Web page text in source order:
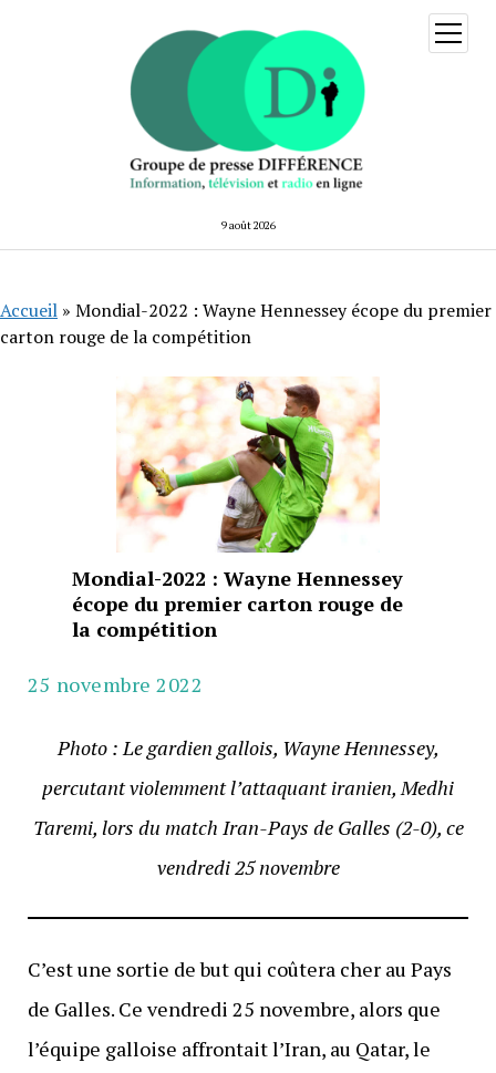
9 août 2026
ouvrir
menu
Accueil » Mondial-2022 : Wayne Hennessey écope du premier
carton rouge de la compétition
Mondial-2022 : Wayne Hennessey
écope du premier carton rouge de
la compétition
25 novembre 2022
Photo : Le gardien gallois, Wayne Hennessey,
percutant violemment l’attaquant iranien, Medhi
Taremi, lors du match Iran-Pays de Galles (2-0), ce
vendredi 25 novembre
C’est une sortie de but qui coûtera cher au Pays
de Galles. Ce vendredi 25 novembre, alors que
l’équipe galloise affrontait l’Iran, au Qatar, le